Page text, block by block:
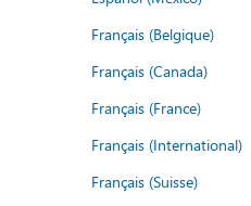
Français (Belgique)
Français (Canada)
Français (France)
Français (International)
Français (Suisse)